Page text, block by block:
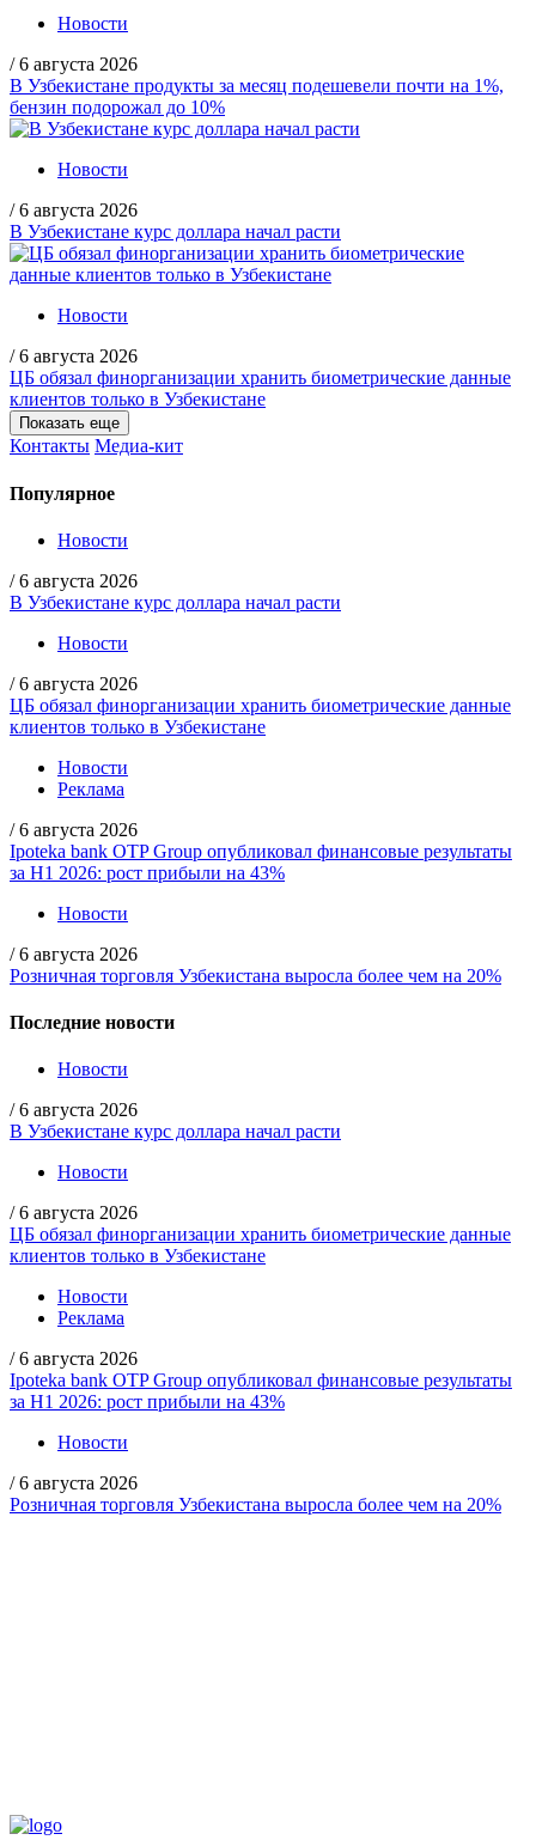
Новости
/ 6 августа 2026
В Узбекистане продукты за месяц подешевели почти на 1%,
бензин подорожал до 10%
Новости
/ 6 августа 2026
В Узбекистане курс доллара начал расти
Новости
/ 6 августа 2026
ЦБ обязал финорганизации хранить биометрические данные
клиентов только в Узбекистане
Показать еще
Контакты Медиа-кит
Популярное
Новости
/ 6 августа 2026
В Узбекистане курс доллара начал расти
Новости
/ 6 августа 2026
ЦБ обязал финорганизации хранить биометрические данные
клиентов только в Узбекистане
Новости
Реклама
/ 6 августа 2026
Ipoteka bank OTP Group опубликовал финансовые результаты
за H1 2026: рост прибыли на 43%
Новости
/ 6 августа 2026
Розничная торговля Узбекистана выросла более чем на 20%
Последние новости
Новости
/ 6 августа 2026
В Узбекистане курс доллара начал расти
Новости
/ 6 августа 2026
ЦБ обязал финорганизации хранить биометрические данные
клиентов только в Узбекистане
Новости
Реклама
/ 6 августа 2026
Ipoteka bank OTP Group опубликовал финансовые результаты
за H1 2026: рост прибыли на 43%
Новости
/ 6 августа 2026
Розничная торговля Узбекистана выросла более чем на 20%